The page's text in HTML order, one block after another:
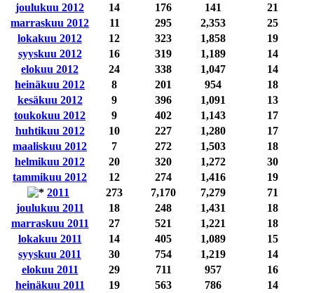
joulukuu 2012
14 176 141
21
marraskuu 2012
11 295 2,353
25
lokakuu 2012
12 323 1,858
19
syyskuu 2012
16 319 1,189
14
elokuu 2012
24 338 1,047
14
heinäkuu 2012
8 201 954
18
kesäkuu 2012
9 396 1,091
13
toukokuu 2012
9 402 1,143
17
huhtikuu 2012
10 227 1,280
17
maaliskuu 2012
7 272 1,503
18
helmikuu 2012
20 320 1,272
30
tammikuu 2012
12 274 1,416
19
2011
273 7,170 7,279
71
joulukuu 2011
18 248 1,431
18
marraskuu 2011
27 521 1,221
18
lokakuu 2011
14 405 1,089
15
syyskuu 2011
30 754 1,219
14
elokuu 2011
29 711 957
16
heinäkuu 2011
19 563 786
14